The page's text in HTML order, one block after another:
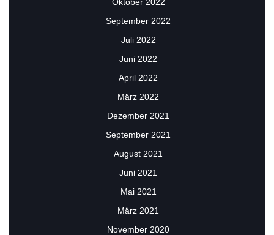
September 2022
Juli 2022
Juni 2022
April 2022
März 2022
Dezember 2021
September 2021
August 2021
Juni 2021
Mai 2021
März 2021
November 2020